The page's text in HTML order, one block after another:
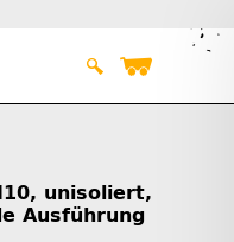
unisoliert,
Ausführung